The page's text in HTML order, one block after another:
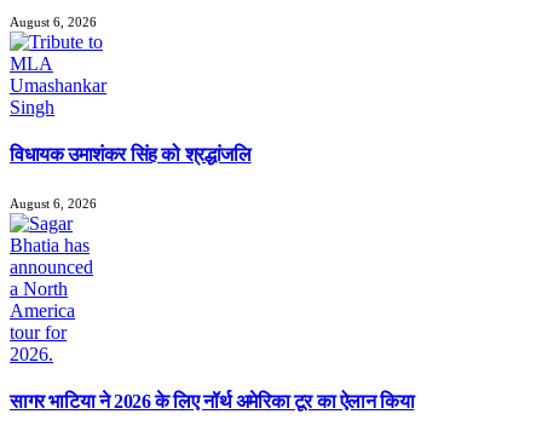
August 6, 2026
विधायक उमाशंकर सिंह को श्रद्धांजलि
August 6, 2026
सागर भाटिया ने 2026 के लिए नॉर्थ अमेरिका टूर का ऐलान किया